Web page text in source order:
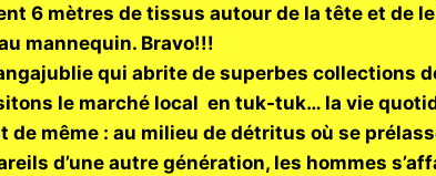
6 mètres de tissus autour de la tête et de
mannequin. Bravo!!!
qui abrite de superbes collections
le marché local en tuk-tuk… la vie
même : au milieu de détritus où se
d’une autre génération, les hommes